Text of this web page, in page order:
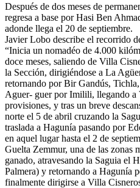
Después de dos meses de
regresa a base por Hasi Ben
adonde llega el 20 de septiembre.
Javier Lobo describe el recorrido
“Inicia un nomadéo de 4.000
doce meses, saliendo de Villa
la Sección, dirigiéndose a La
retornando por Bir Gandús,
Aguer- guer por Imilili, llegando a
provisiones, y tras un breve
norte el 5 de abril cruzando la
traslada a Hagunía pasando por
en aquel lugar hasta el 2 de
Guelta Zemmur, una de las zonas
ganado, atravesando la Saguia el
Palmera) y retornando a Hagunía
finalmente dirigirse a Villa